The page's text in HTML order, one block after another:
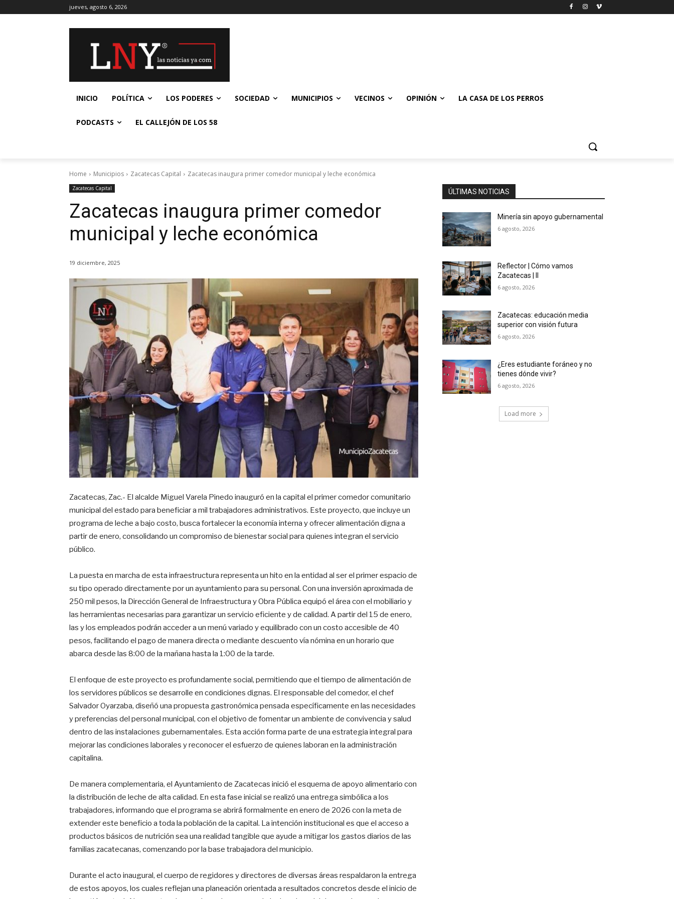
jueves, agosto 6, 2026
INICIO POLÍTICA LOS PODERES SOCIEDAD MUNICIPIOS VECINOS OPINIÓN LA CASA DE LOS PERROS
PODCASTS EL CALLEJÓN DE LOS 58
Home Municipios Zacatecas Capital Zacatecas inaugura primer comedor municipal y leche económica
Zacatecas Capital
Zacatecas inaugura primer comedor
municipal y leche económica
19 diciembre, 2025
Zacatecas, Zac.- El alcalde Miguel Varela Pinedo inauguró en la capital el primer comedor comunitario
municipal del estado para beneficiar a mil trabajadores administrativos. Este proyecto, que incluye un
programa de leche a bajo costo, busca fortalecer la economía interna y ofrecer alimentación digna a
partir de enero, consolidando un compromiso de bienestar social para quienes integran el servicio
público.
La puesta en marcha de esta infraestructura representa un hito en la entidad al ser el primer espacio de
su tipo operado directamente por un ayuntamiento para su personal. Con una inversión aproximada de
250 mil pesos, la Dirección General de Infraestructura y Obra Pública equipó el área con el mobiliario y
las herramientas necesarias para garantizar un servicio eficiente y de calidad. A partir del 15 de enero,
las y los empleados podrán acceder a un menú variado y equilibrado con un costo accesible de 40
pesos, facilitando el pago de manera directa o mediante descuento vía nómina en un horario que
abarca desde las 8:00 de la mañana hasta la 1:00 de la tarde.
El enfoque de este proyecto es profundamente social, permitiendo que el tiempo de alimentación de
los servidores públicos se desarrolle en condiciones dignas. El responsable del comedor, el chef
Salvador Oyarzaba, diseñó una propuesta gastronómica pensada específicamente en las necesidades
y preferencias del personal municipal, con el objetivo de fomentar un ambiente de convivencia y salud
dentro de las instalaciones gubernamentales. Esta acción forma parte de una estrategia integral para
mejorar las condiciones laborales y reconocer el esfuerzo de quienes laboran en la administración
capitalina.
De manera complementaria, el Ayuntamiento de Zacatecas inició el esquema de apoyo alimentario con
la distribución de leche de alta calidad. En esta fase inicial se realizó una entrega simbólica a los
trabajadores, informando que el programa se abrirá formalmente en enero de 2026 con la meta de
extender este beneficio a toda la población de la capital. La intención institucional es que el acceso a
productos básicos de nutrición sea una realidad tangible que ayude a mitigar los gastos diarios de las
familias zacatecanas, comenzando por la base trabajadora del municipio.
Durante el acto inaugural, el cuerpo de regidores y directores de diversas áreas respaldaron la entrega
de estos apoyos, los cuales reflejan una planeación orientada a resultados concretos desde el inicio de
ÚLTIMAS NOTICIAS
Minería sin apoyo gubernamental
6 agosto, 2026
Reflector | Cómo vamos
Zacatecas | II
6 agosto, 2026
Zacatecas: educación media
superior con visión futura
6 agosto, 2026
¿Eres estudiante foráneo y no
tienes dónde vivir?
6 agosto, 2026
Load more